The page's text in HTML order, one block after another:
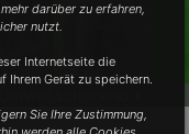
darüber zu erfahren,
nutzt.
Internetseite die
Ihrem Gerät zu speichern.
Sie Ihre Zustimmung,